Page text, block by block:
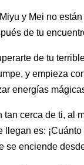
y Mei no
de tu
de tu
y empieza
energías
tan cerca de ti, al
es:
se enciende